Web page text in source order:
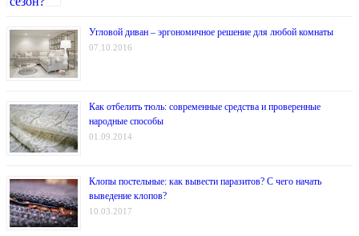
Угловой диван – эргономичное решение для любой комнаты
07.10.2016
Как отбелить тюль: современные средства и проверенные
народные способы
01.09.2014
Клопы постельные: как вывести паразитов? С чего начать
выведение клопов?
10.03.2017